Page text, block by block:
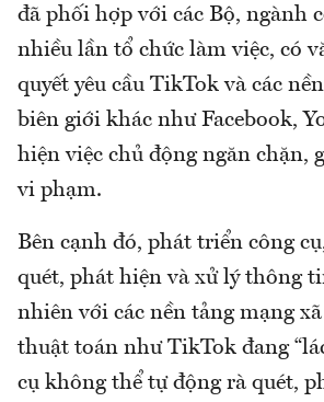
đã phối hợp với các Bộ, ngành
nhiều lần tổ chức làm việc, có
quyết yêu cầu TikTok và các
biên giới khác như Facebook,
hiện việc chủ động ngăn chặn,
vi phạm.
Bên cạnh đó, phát triển công
quét, phát hiện và xử lý thông
nhiên với các nền tảng mạng
thuật toán như TikTok đang
cụ không thể tự động rà quét,